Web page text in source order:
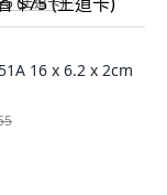
(王道卡)
16 x 6.2 x 2cm